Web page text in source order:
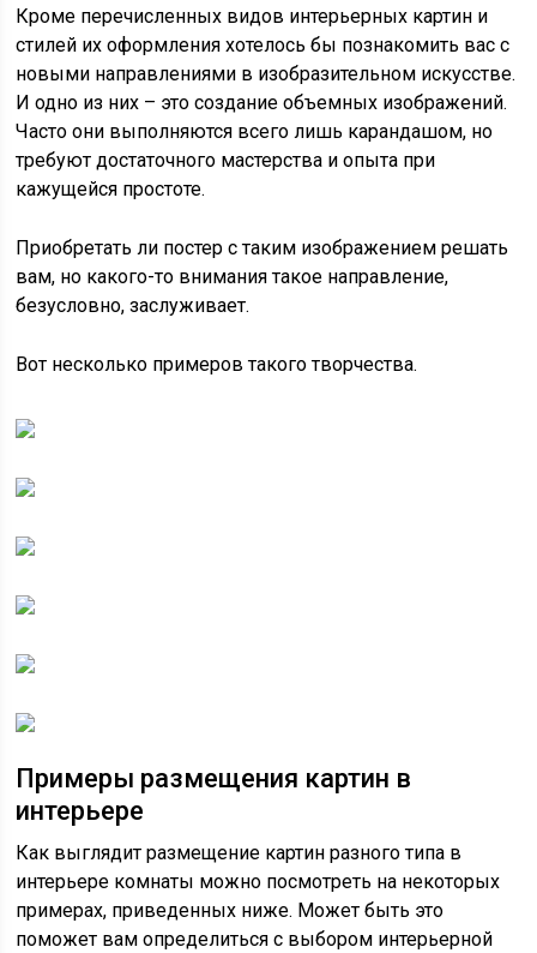
Кроме перечисленных видов интерьерных картин и
стилей их оформления хотелось бы познакомить вас с
новыми направлениями в изобразительном искусстве.
И одно из них – это создание объемных изображений.
Часто они выполняются всего лишь карандашом, но
требуют достаточного мастерства и опыта при
кажущейся простоте.
Приобретать ли постер с таким изображением решать
вам, но какого-то внимания такое направление,
безусловно, заслуживает.
Вот несколько примеров такого творчества.
Примеры размещения картин в
интерьере
Как выглядит размещение картин разного типа в
интерьере комнаты можно посмотреть на некоторых
примерах, приведенных ниже. Может быть это
поможет вам определиться с выбором интерьерной